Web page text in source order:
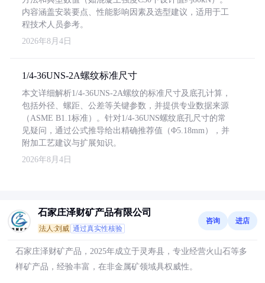
内容涵盖安装要点、性能影响因素及选型建议，适用于工
程技术人员参考。
2026年8月4日
1/4-36UNS-2A螺纹标准尺寸
本文详细解析1/4-36UNS-2A螺纹的标准尺寸及底孔计算，
包括外径、螺距、公差等关键参数，并提供专业数据来源
（ASME B1.1标准）。针对1/4-36UNS螺纹底孔尺寸的常
见疑问，通过公式推导给出精确推荐值（Φ5.18mm），并
附加工艺建议与扩展知识。
2026年8月4日
石家庄泽财矿产品有限公司
法人:刘威 通过真实性核验
咨询 进店
石家庄泽财矿产品，2025年成立于灵寿县，专业经营火山石等多
样矿产品，经验丰富，在非金属矿领域具权威性。